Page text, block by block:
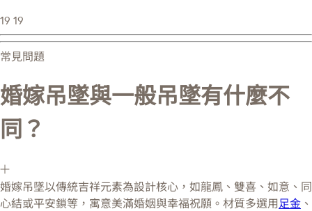
19 19
常見問題
婚嫁吊墜與一般吊墜有什麼不
同？
婚嫁吊墜以傳統吉祥元素為設計核心，如龍鳳、雙喜、如意、同
心結或平安鎖等，寓意美滿婚姻與幸福祝願。材質多選用足金 、